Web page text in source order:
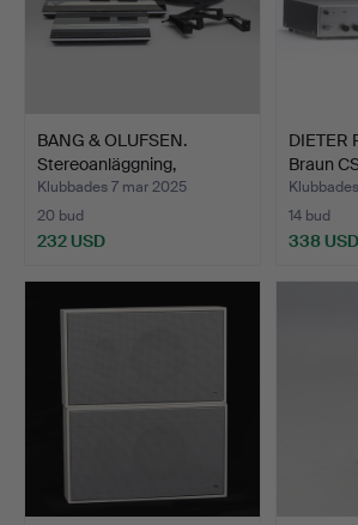
BANG & OLUFSEN.
Stereoanläggning,
Beomaste…
Klubbades 7 mar 2025
20 bud
232 USD
DIETER
Braun
14 bud
338 USD